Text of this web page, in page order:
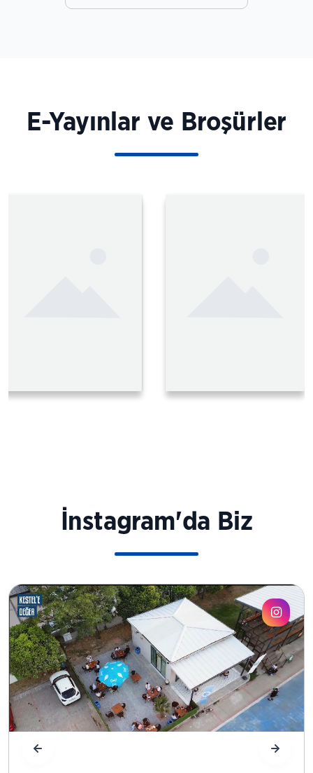
E-Yayınlar ve Broşürler
İnstagram'da Biz